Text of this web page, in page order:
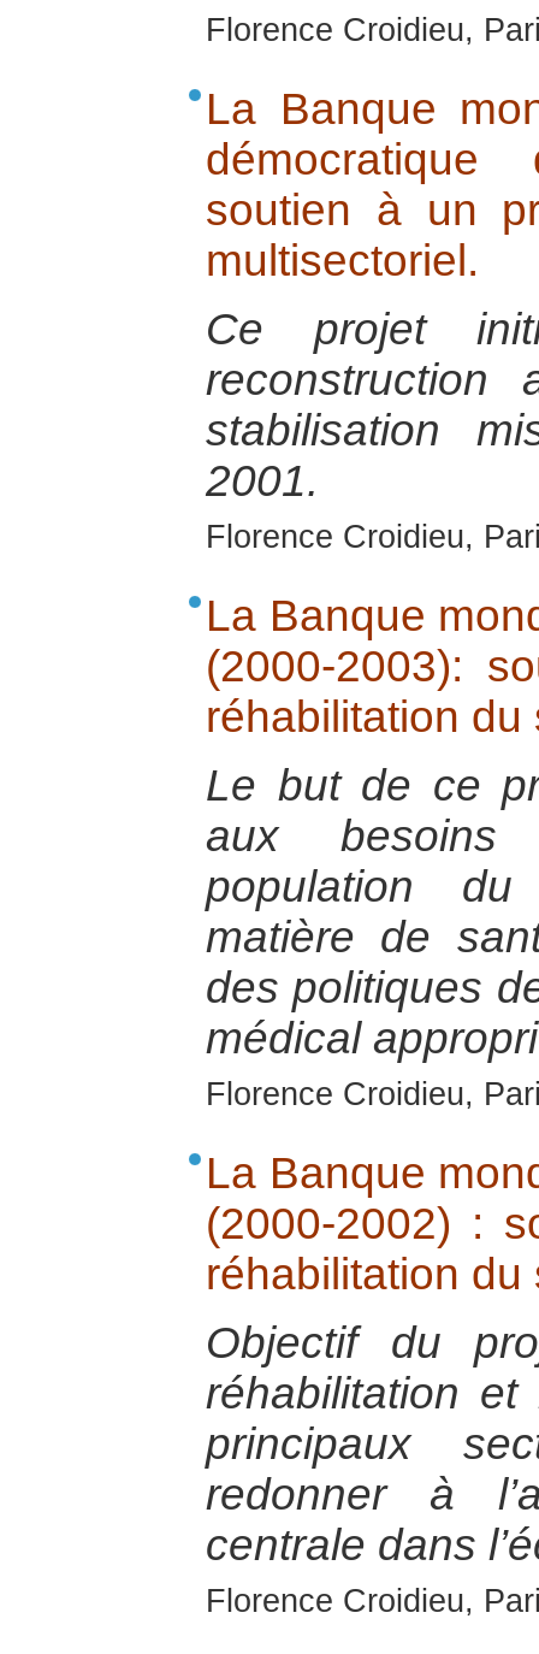
Florence Croidieu,
La Banque
soutien à un
multisectoriel.
Ce projet
stabilisation
2001.
Florence Croidieu,
La Banque
(2000-2003):
réhabilitation
Le but de ce
aux
population
matière de
des politiques
médical
Florence Croidieu,
La Banque
(2000-2002) :
réhabilitation
Objectif du
réhabilitation
principaux
redonner à
centrale dans
Florence Croidieu,